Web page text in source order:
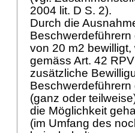
2004 lit. D S. 2).
Durch die
von 20 m2
gemäss Art. 42 RPV
zusätzliche
(ganz oder
die Möglichkeit
(im Umfang des